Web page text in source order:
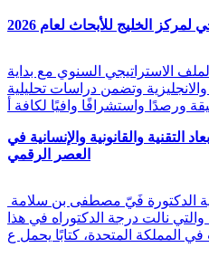
لمركز الخليج للأبحاث لعام 2026
الاستراتيجي السنوي مع بداية
والانجليزية وتضمن دراسات تحليلية
ورصدًا واستشرافًا وافيًا لكافة أ
التقنية والقانونية والإنسانية في
العصر الرقمي
نالت درجة الدكتوراه في هذا
المملكة المتحدة، كتابًا يحمل ع